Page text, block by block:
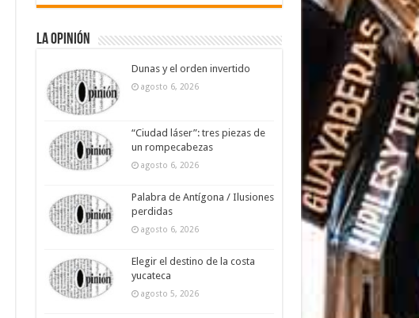
La Opinión
Dunas y el orden invertido
agosto 6, 2026
“Ciudad láser”: tres piezas de
un rompecabezas
agosto 6, 2026
Palabra de Antígona / Ilusiones
perdidas
agosto 6, 2026
Elegir el destino de la costa
yucateca
agosto 5, 2026